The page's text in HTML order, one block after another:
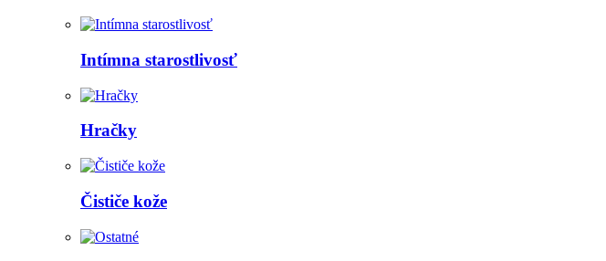
Intímna starostlivosť
Hračky
Čističe kože